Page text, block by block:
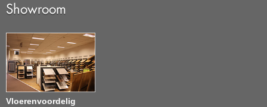
Showroom
Vloerenvoordelig